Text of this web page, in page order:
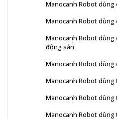
Manocanh Robot dùng
Manocanh Robot dùng
Manocanh Robot dùng
động sản
Manocanh Robot dùng
Manocanh Robot dùng
Manocanh Robot dùng
Manocanh Robot